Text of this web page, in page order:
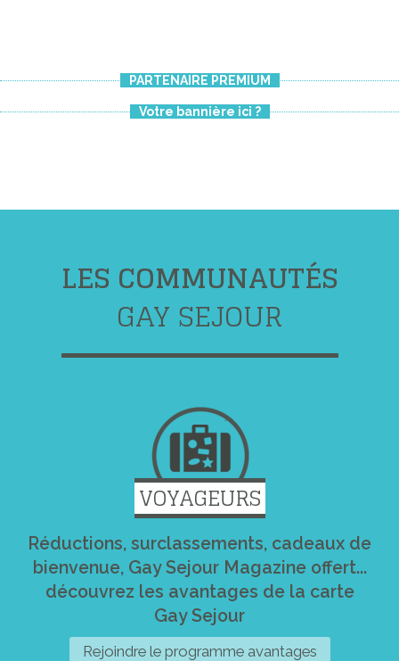
PARTENAIRE PREMIUM
Votre bannière ici ?
LES COMMUNAUTÉS
GAY SEJOUR
VOYAGEURS
Réductions, surclassements, cadeaux de
bienvenue, Gay Sejour Magazine offert...
découvrez les avantages de la carte
Gay Sejour
Rejoindre le programme avantages